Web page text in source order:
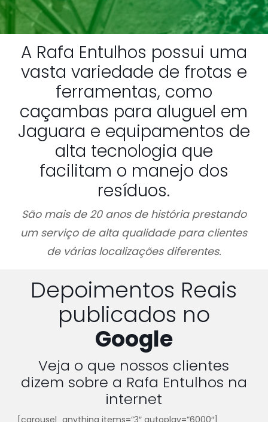
A Rafa Entulhos possui uma
vasta variedade de frotas e
ferramentas, como
caçambas para aluguel em
Jaguara e equipamentos de
alta tecnologia que
facilitam o manejo dos
resíduos.
São mais de 20 anos de história prestando
um serviço de alta qualidade para clientes
de várias localizações diferentes.
Depoimentos Reais
publicados no
Google
Veja o que nossos clientes
dizem sobre a Rafa Entulhos na
internet
[carousel_anything items=”3″ autoplay=”6000″]